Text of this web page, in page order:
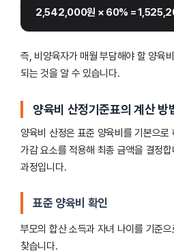
2,542,000원 × 60% =
즉, 비양육자가 매월 부담해야 할 양육
되는 것을 알 수 있습니다.
양육비 산정기준표의 계산 방
양육비 산정은 표준 양육비를 기본으로
가감 요소를 적용해 최종 금액을 결정
과정입니다.
표준 양육비 확인
부모의 합산 소득과 자녀 나이를 기준
찾습니다.